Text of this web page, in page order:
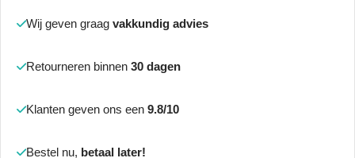
Wij geven graag vakkundig advies
Retourneren binnen 30 dagen
Klanten geven ons een 9.8/10
Bestel nu, betaal later!